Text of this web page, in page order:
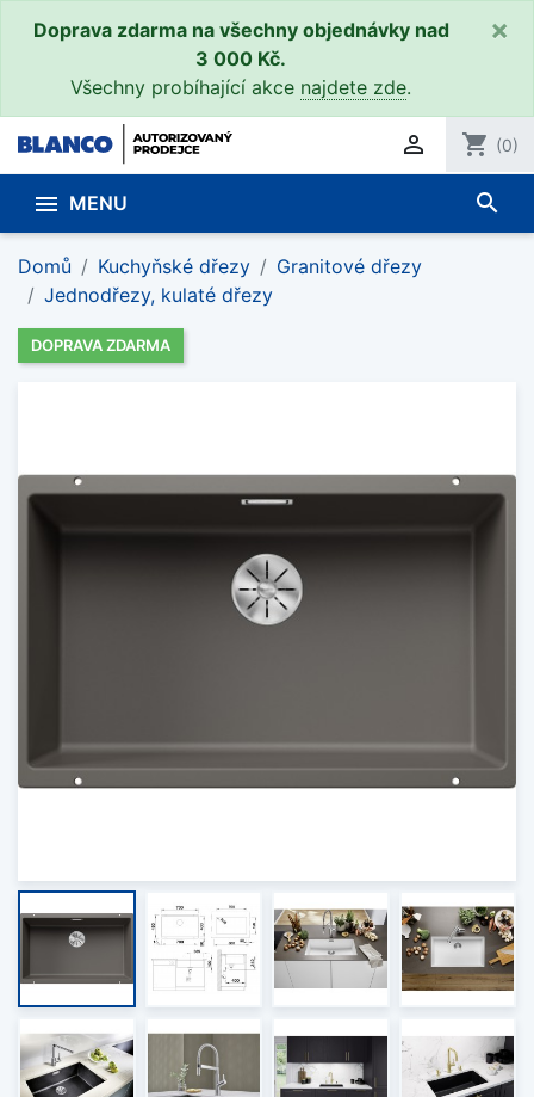
Doprava zdarma na všechny objednávky nad
3 000 Kč.
Všechny probíhající akce najdete zde.
×
 shopping_cart (0)
 MENU search
Domů Kuchyňské dřezy
Granitové dřezy
Jednodřezy, kulaté dřezy
DOPRAVA ZDARMA